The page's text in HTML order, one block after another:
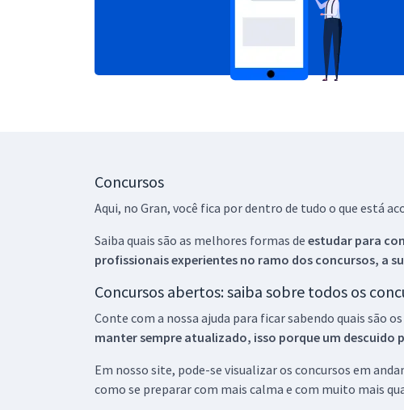
Concursos
Aqui, no Gran, você fica por dentro de tudo o que está
Saiba quais são as melhores formas de estudar para
profissionais experientes no ramo dos concursos, a
Concursos abertos: saiba sobre todos os
Conte com a nossa ajuda para ficar sabendo quais são os
manter sempre atualizado, isso porque um descuido
Em nosso site, pode-se visualizar os concursos em
como se preparar com mais calma e com muito mais